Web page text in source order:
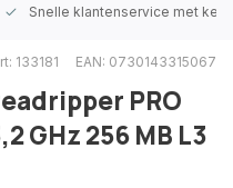
Snelle klantenservice met
133181 EAN: 0730143315067
PRO
GHz 256 MB L3